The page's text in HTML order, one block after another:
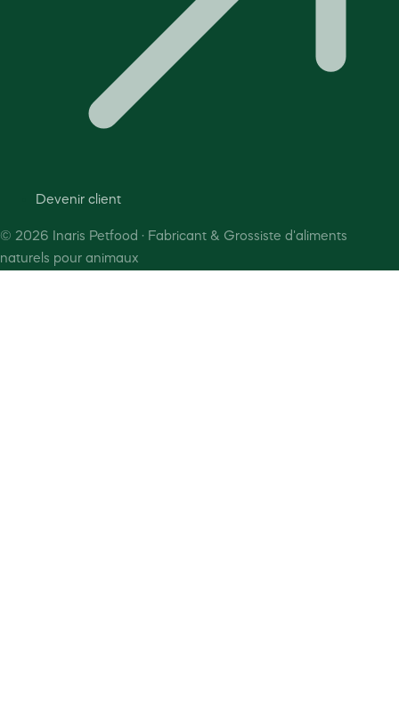
Devenir client
© 2026 Inaris Petfood · Fabricant & Grossiste d'aliments
naturels pour animaux